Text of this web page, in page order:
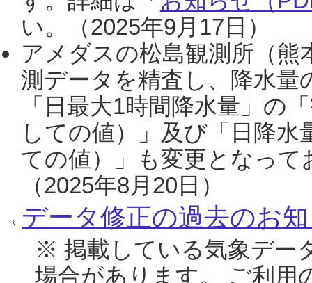
い。（2025年9月17日）
アメダスの松島観測所（熊
測データを精査し、降水
「日最大1時間降水量」の
しての値）」及び「日降
ての値）」も変更となっ
（2025年8月20日）
データ修正の過去のお
※ 掲載している気象デー
場合があります。 ご利用